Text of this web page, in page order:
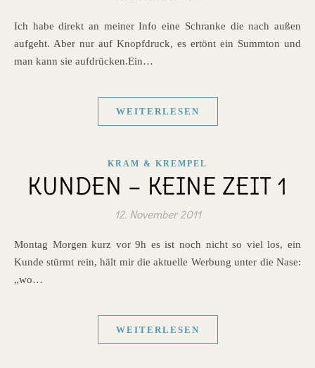
Ich habe direkt an meiner Info eine Schranke die nach außen
aufgeht. Aber nur auf Knopfdruck, es ertönt ein Summton und
man kann sie aufdrücken.Ein…
WEITERLESEN
KRAM & KREMPEL
KUNDEN – KEINE ZEIT 1
12. November 2011
Montag Morgen kurz vor 9h es ist noch nicht so viel los, ein
Kunde stürmt rein, hält mir die aktuelle Werbung unter die Nase:
„wo…
WEITERLESEN